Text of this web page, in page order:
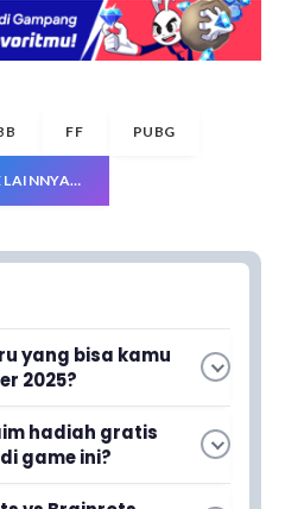
FF PUBG
LAINNYA…
yang bisa kamu
2025?
memungkinkan
hadiah gratis seperti
khusus yang dapat
hadiah gratis
game ini?
kode yang tersedia di